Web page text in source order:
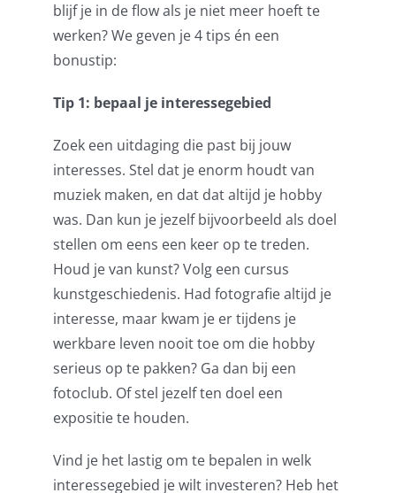
blijf je in de flow als je niet meer hoeft te
werken? We geven je 4 tips én een
bonustip:
Tip 1: bepaal je interessegebied
Zoek een uitdaging die past bij jouw
interesses. Stel dat je enorm houdt van
muziek maken, en dat dat altijd je hobby
was. Dan kun je jezelf bijvoorbeeld als doel
stellen om eens een keer op te treden.
Houd je van kunst? Volg een cursus
kunstgeschiedenis. Had fotografie altijd je
interesse, maar kwam je er tijdens je
werkbare leven nooit toe om die hobby
serieus op te pakken? Ga dan bij een
fotoclub. Of stel jezelf ten doel een
expositie te houden.
Vind je het lastig om te bepalen in welk
interessegebied je wilt investeren? Heb het